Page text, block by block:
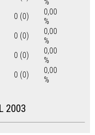
0 (0)
0,00
%
0 (0)
0,00
%
0 (0)
0,00
%
0 (0)
0,00
%
2003